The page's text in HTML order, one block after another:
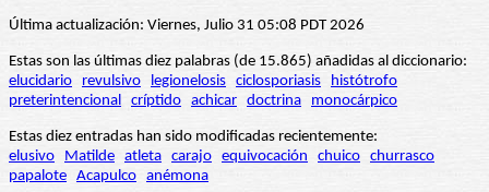
Última actualización: Viernes, Julio 31 05:08 PDT 2026
Estas son las últimas diez palabras (de 15.865) añadidas al diccionario:
elucidario
revulsivo legionelosis ciclosporiasis
histótrofo
preterintencional críptido achicar doctrina monocárpico
Estas diez entradas han sido modificadas recientemente:
elusivo
Matilde atleta carajo equivocación chuico churrasco
papalote Acapulco anémona